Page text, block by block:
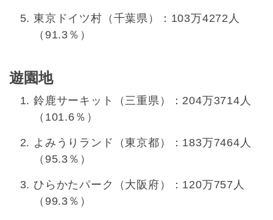
東京ドイツ村（千葉県）：103万4272人
（91.3％）
遊園地
鈴鹿サーキット（三重県）：204万3714人
（101.6％）
よみうりランド（東京都）：183万7464人
（95.3％）
ひらかたパーク（大阪府）：120万757人
（99.3％）